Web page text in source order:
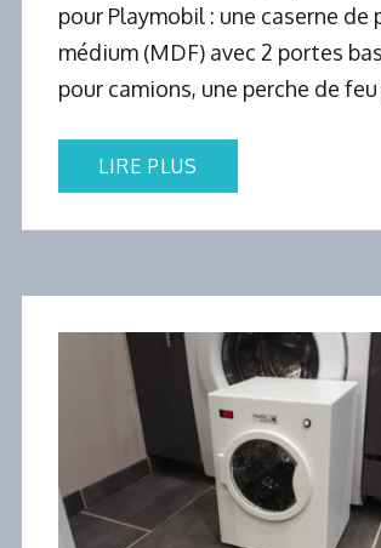
pour Playmobil : une caserne de
médium (MDF) avec 2 portes
pour camions, une perche de
LIRE PLUS